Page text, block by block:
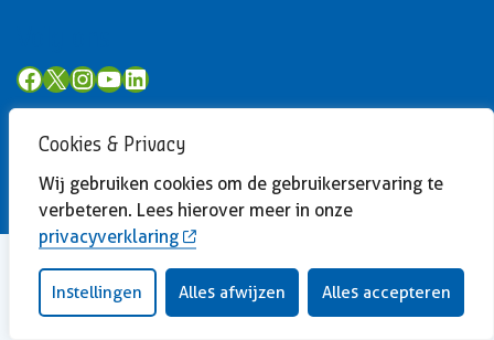
Cookies & Privacy
Wij gebruiken cookies om de gebruikerservaring te
verbeteren. Lees hierover meer in onze
privacyverklaring
Instellingen Alles afwijzen Alles accepteren
Facebook
X Instagram
YouTube
LinkedIn